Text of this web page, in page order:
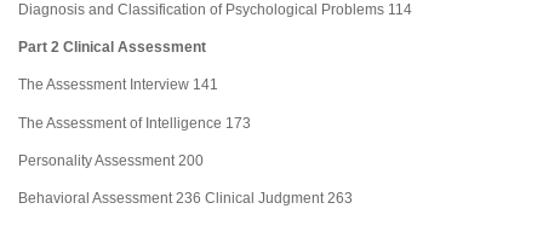
Diagnosis and Classification of Psychological Problems 114
Part 2 Clinical Assessment
The Assessment Interview 141
The Assessment of Intelligence 173
Personality Assessment 200
Behavioral Assessment 236 Clinical Judgment 263